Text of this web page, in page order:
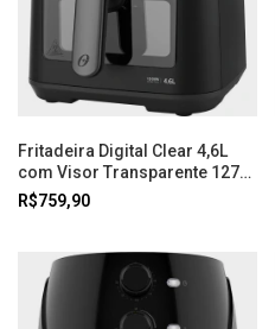
Fritadeira Digital Clear 4,6L
com Visor Transparente 127V
Oster
R$759,90